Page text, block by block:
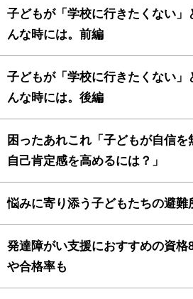
子どもが「学校に行きたくない」
んな時には。前編
子どもが「学校に行きたくない」
んな時には。後編
困ったあれこれ「子どもが自信を
自己肯定感を高めるには？」
悩みに寄り添う子どもたちの避難
発達障がい支援におすすめの資格
や合格率も